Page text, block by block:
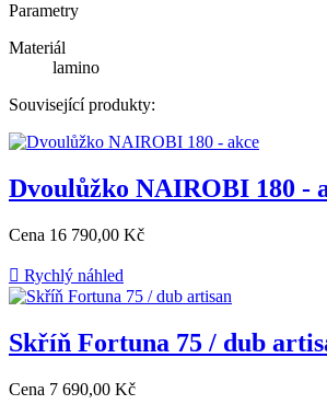
Parametry
Materiál
lamino
Související produkty:
Dvoulůžko NAIROBI 180 -
Cena 16 790,00 Kč
 Rychlý náhled
Skříň Fortuna 75 / dub
Cena 7 690,00 Kč